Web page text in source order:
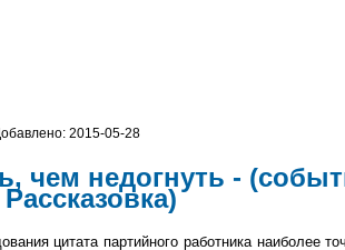
2015-05-28
чем недогнуть -
цитата партийного работника наиболее